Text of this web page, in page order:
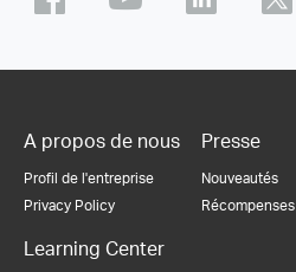
A propos de nous
Profil de l'entreprise
Privacy Policy
Presse
Nouveautés
Récompenses
Learning Center